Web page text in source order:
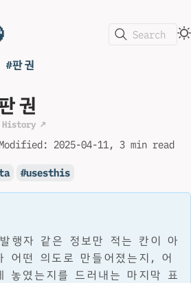
Search
#판권
권
↗
2025-04-11 3 min read
usesthis
행자 같은 정보만 적는 칸이 아
어떤 의도로 만들어졌는지, 어
놓였는지를 드러내는 마지막 표